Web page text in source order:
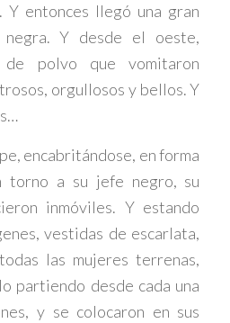
Y entonces llegó una gran
negra. Y desde el oeste,
de polvo que vomitaron
orgullosos y bellos. Y
encabritándose, en forma
torno a su jefe negro, su
inmóviles. Y estando
vestidas de escarlata,
las mujeres terrenas,
partiendo desde cada una
y se colocaron en sus